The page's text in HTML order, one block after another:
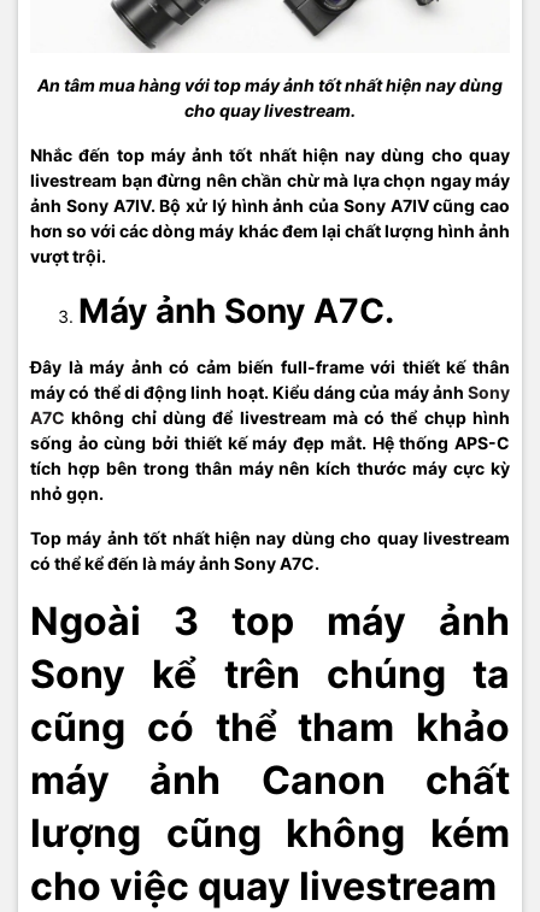
An tâm mua hàng với top máy ảnh tốt nhất hiện nay dùng
cho quay livestream.
Nhắc đến top máy ảnh tốt nhất hiện nay dùng cho quay
livestream bạn đừng nên chần chừ mà lựa chọn ngay máy
ảnh Sony A7IV. Bộ xử lý hình ảnh của Sony A7IV cũng cao
hơn so với các dòng máy khác đem lại chất lượng hình ảnh
vượt trội.
Máy ảnh Sony A7C.
Đây là máy ảnh có cảm biến full-frame với thiết kế thân
máy có thể di động linh hoạt. Kiểu dáng của máy ảnh Sony
A7C không chỉ dùng để livestream mà có thể chụp hình
sống ảo cùng bởi thiết kế máy đẹp mắt. Hệ thống APS-C
tích hợp bên trong thân máy nên kích thước máy cực kỳ
nhỏ gọn.
Top máy ảnh tốt nhất hiện nay dùng cho quay livestream
có thể kể đến là máy ảnh Sony A7C.
Ngoài 3 top máy ảnh
Sony kể trên chúng ta
cũng có thể tham khảo
máy ảnh Canon chất
lượng cũng không kém
cho việc quay livestream